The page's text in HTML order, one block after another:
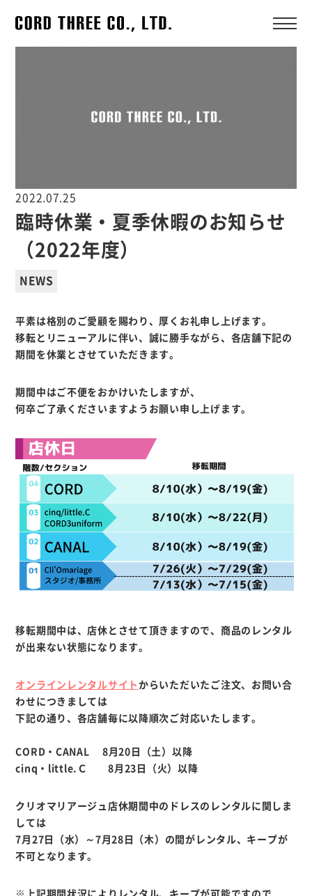
2022.07.25
臨時休業・夏季休暇のお知らせ
（2022年度）
NEWS
平素は格別のご愛顧を賜わり、厚くお礼申し上げます。
移転とリニューアルに伴い、誠に勝手ながら、各店舗下記の
期間を休業とさせていただきます。
期間中はご不便をおかけいたしますが、
何卒ご了承くださいますようお願い申し上げます。
移転期間中は、店休とさせて頂きますので、商品のレンタル
が出来ない状態になります。
オンラインレンタルサイトからいただいたご注文、お問い合
わせにつきましては
下記の通り、各店舗毎に以降順次ご対応いたします。
CORD・CANAL 8月20日（土）以降
cinq・little.Ｃ 8月23日（火）以降
クリオマリアージュ店休期間中のドレスのレンタルに関しま
しては
7月27日（水）～7月28日（木）の間がレンタル、キープが
不可となります。